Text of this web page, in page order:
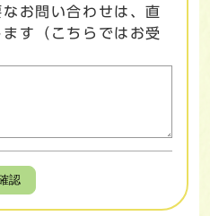
なお問い合わせは、直
す（こちらではお受
認